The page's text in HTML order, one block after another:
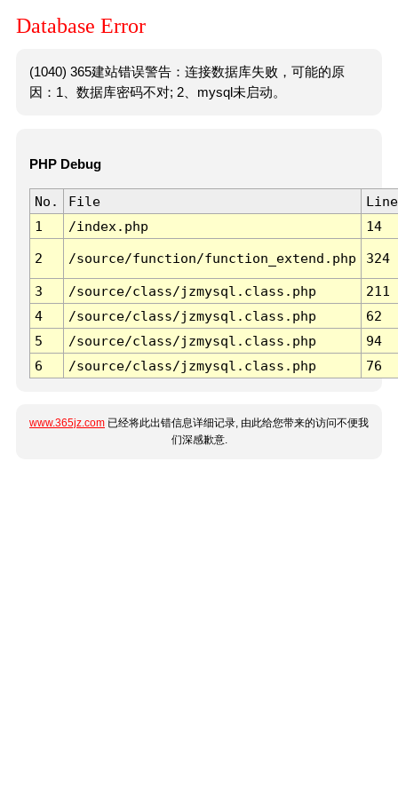
Database Error
(1040) 365建站错误警告：连接数据库失败，可能的原
因：1、数据库密码不对; 2、mysql未启动。
PHP Debug
No. File
Line
1
/index.php 14
2 /source/function/function_extend.php 324
3 /source/class/jzmysql.class.php
211
4
/source/class/jzmysql.class.php
62
5
/source/class/jzmysql.class.php
94
6
/source/class/jzmysql.class.php 76
www.365jz.com 已经将此出错信息详细记录, 由此给您带来的访问不便我
们深感歉意.